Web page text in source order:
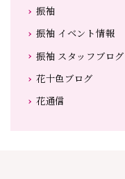
振袖
振袖 イベント情報
振袖 スタッフブログ
花十色ブログ
花通信